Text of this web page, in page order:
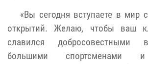
«Вы сегодня вступаете в мир
открытий. Желаю, чтобы ваш
славился добросовестными
большими спортсменами